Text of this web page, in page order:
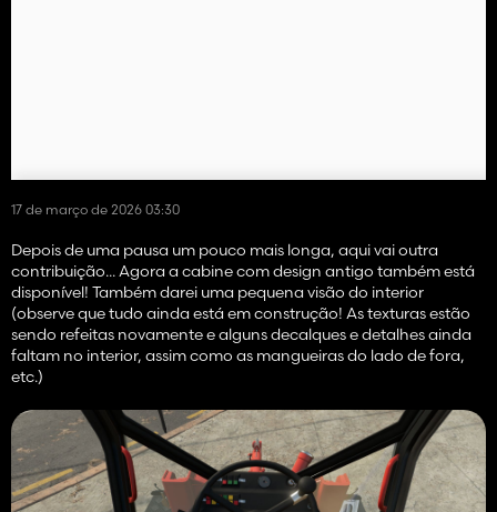
17 de março de 2026 03:30
Depois de uma pausa um pouco mais longa, aqui vai outra
contribuição... Agora a cabine com design antigo também está
disponível! Também darei uma pequena visão do interior
(observe que tudo ainda está em construção! As texturas estão
sendo refeitas novamente e alguns decalques e detalhes ainda
faltam no interior, assim como as mangueiras do lado de fora,
etc.)